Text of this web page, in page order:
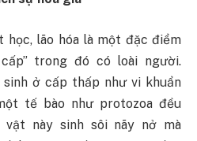
học, lão hóa là một đặc điểm
trong đó có loài người.
ở cấp thấp như vi khuẩn
tế bào như protozoa đều
vật này sinh sôi nãy nở mà